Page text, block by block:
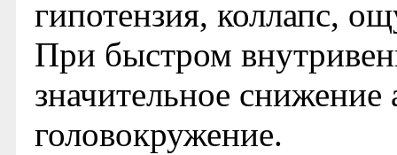
гипотензия, коллапс,
При быстром
значительное снижение
головокружение.